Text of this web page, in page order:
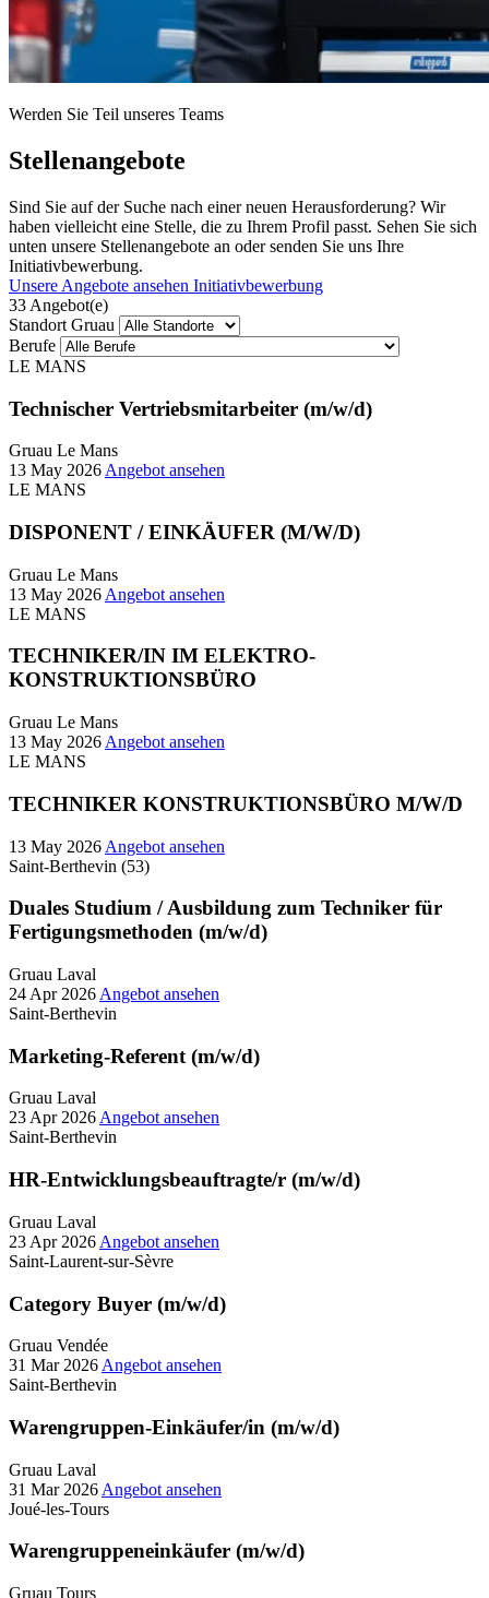
Werden Sie Teil unseres Teams
Stellenangebote
Sind Sie auf der Suche nach einer neuen Herausforderung? Wir
haben vielleicht eine Stelle, die zu Ihrem Profil passt. Sehen Sie sich
unten unsere Stellenangebote an oder senden Sie uns Ihre
Initiativbewerbung.
Unsere Angebote ansehen Initiativbewerbung
33 Angebot(e)
Standort Gruau
Berufe
LE MANS
Technischer Vertriebsmitarbeiter (m/w/d)
Gruau Le Mans
13 May 2026 Angebot ansehen
LE MANS
DISPONENT / EINKÄUFER (M/W/D)
Gruau Le Mans
13 May 2026 Angebot ansehen
LE MANS
TECHNIKER/IN IM ELEKTRO-
KONSTRUKTIONSBÜRO
Gruau Le Mans
13 May 2026 Angebot ansehen
LE MANS
TECHNIKER KONSTRUKTIONSBÜRO M/W/D
13 May 2026 Angebot ansehen
Saint-Berthevin (53)
Duales Studium / Ausbildung zum Techniker für
Fertigungsmethoden (m/w/d)
Gruau Laval
24 Apr 2026 Angebot ansehen
Saint-Berthevin
Marketing-Referent (m/w/d)
Gruau Laval
23 Apr 2026Angebot ansehen
Saint-Berthevin
HR-Entwicklungsbeauftragte/r (m/w/d)
Gruau Laval
23 Apr 2026 Angebot ansehen
Saint-Laurent-sur-Sèvre
Category Buyer (m/w/d)
Gruau Vendée
31 Mar 2026 Angebot ansehen
Saint-Berthevin
Warengruppen-Einkäufer/in (m/w/d)
Gruau Laval
31 Mar 2026 Angebot ansehen
Joué-les-Tours
Warengruppeneinkäufer (m/w/d)
Gruau Tours